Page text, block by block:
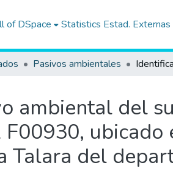
of DSpace Statistics Estad. Externas
Pasivos ambientales
ambiental del
F00930,
Talara del